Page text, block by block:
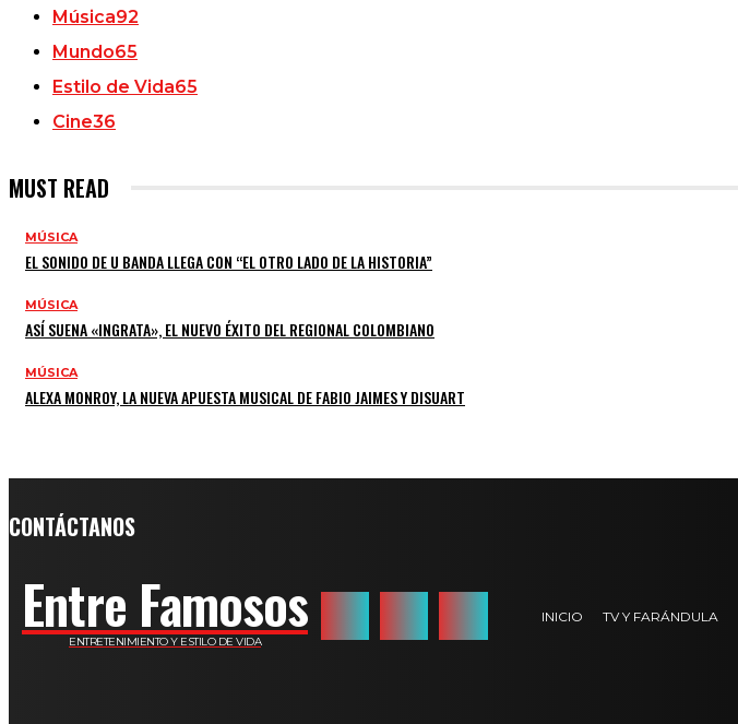
Música92
Mundo65
Estilo de Vida65
Cine36
MUST READ
MÚSICA
EL SONIDO DE U BANDA LLEGA CON “EL OTRO LADO DE LA HISTORIA”
MÚSICA
ASÍ SUENA «INGRATA», EL NUEVO ÉXITO DEL REGIONAL COLOMBIANO
MÚSICA
ALEXA MONROY, LA NUEVA APUESTA MUSICAL DE FABIO JAIMES Y DISUART
CONTÁCTANOS
Entre Famosos
ENTRETENIMIENTO Y ESTILO DE VIDA
INICIO TV Y FARÁNDULA